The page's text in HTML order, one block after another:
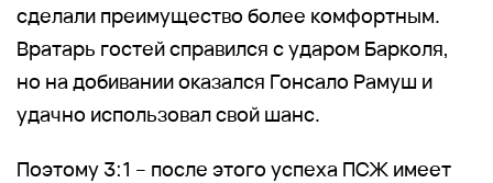
сделали преимущество более комфортным.
Вратарь гостей справился с ударом Барколя,
но на добивании оказался Гонсало Рамуш и
удачно использовал свой шанс.
Поэтому 3:1 – после этого успеха ПСЖ имеет